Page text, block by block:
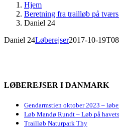
Hjem
Beretning fra trailløb på
Daniel 24
Daniel 24Løberejser2017-10-
LØBEREJSER I DANMARK
Gendarmstien oktober 2023 –
Løb Mandø Rundt – Løb på
Trailløb Naturpark Thy